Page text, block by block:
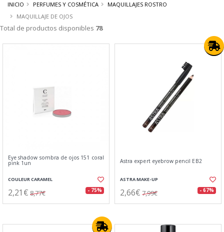
INICIO PERFUMES Y COSMÉTICA
MAQUILLAJES ROSTRO
MAQUILLAJE DE OJOS
Total de productos disponibles 78
Eye shadow sombra de ojos 151 coral
pink 1un
COULEUR CARAMEL
2,21€ 8,77€ - 75%
Astra expert eyebrow pencil EB2
ASTRA MAKE-UP
2,66€ 7,99€ - 67%